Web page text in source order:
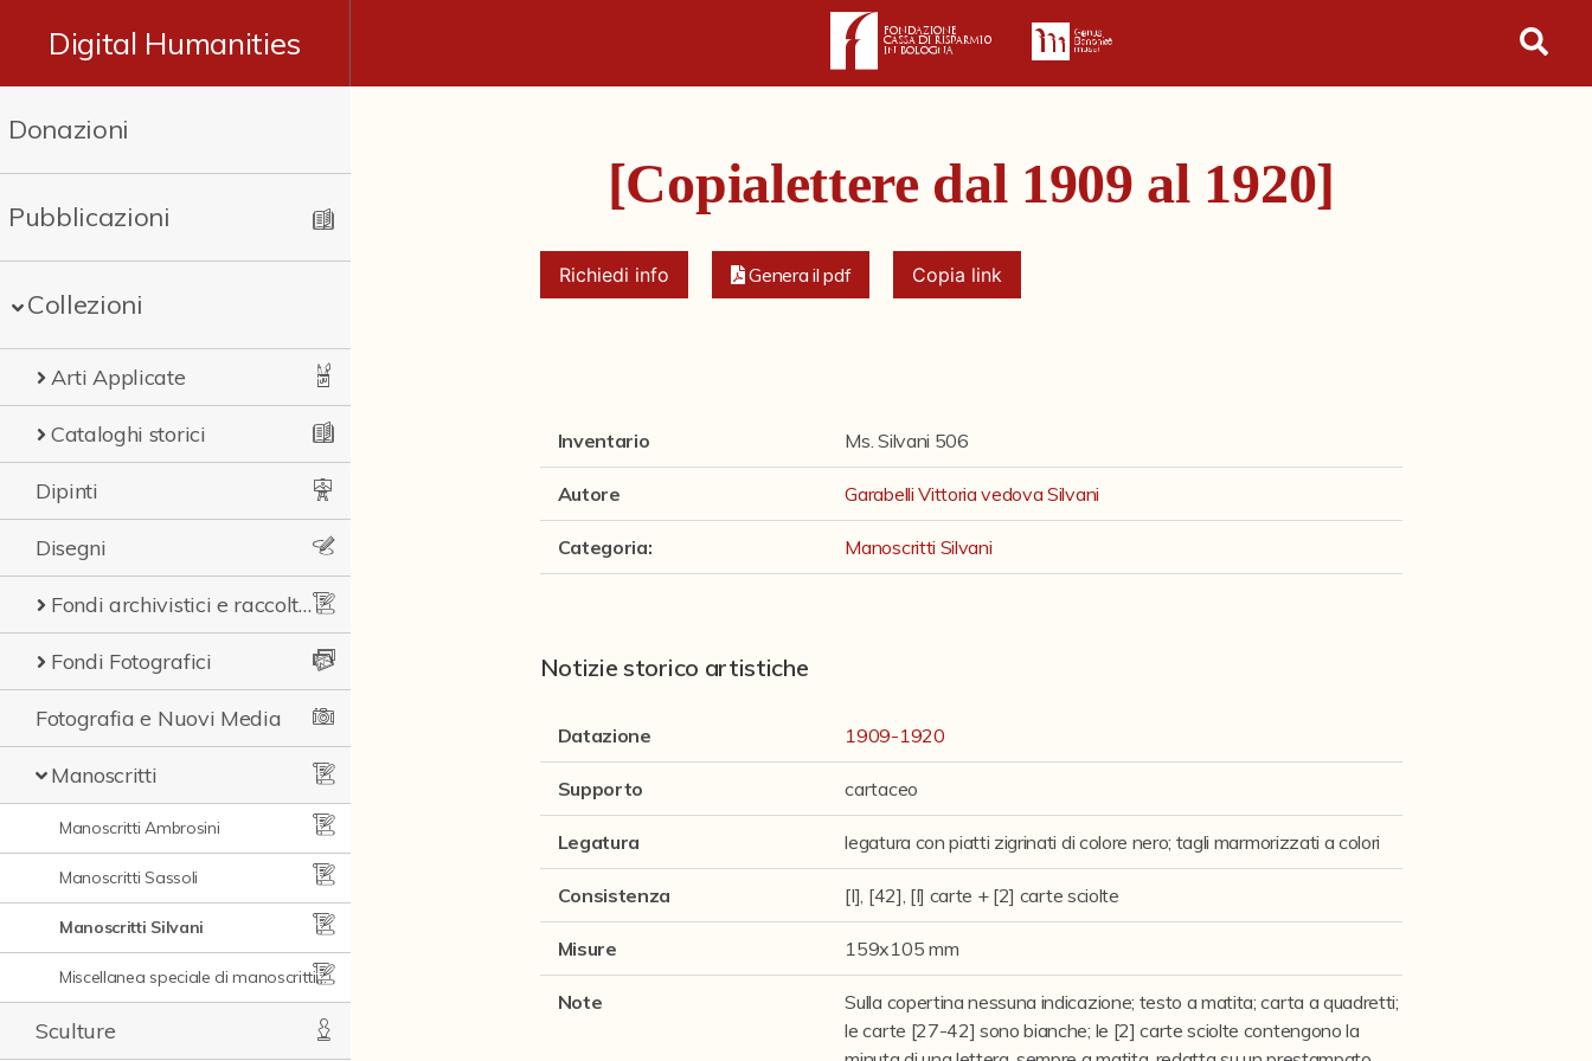
Digital Humanities
Donazioni
Pubblicazioni
Collezioni
Arti Applicate
Cataloghi storici
Dipinti
Disegni
Fondi archivistici e raccolte documentarie
Fondi Fotografici
Fotografia e Nuovi Media
Manoscritti
Manoscritti Ambrosini
Manoscritti Sassoli
Manoscritti Silvani
Miscellanea speciale di manoscritti e materiali documentari
Sculture
[Copialettere dal 1909 al 1920]
Richiedi info Genera il pdf Copia link
Inventario Ms. Silvani 506
Autore Garabelli Vittoria vedova Silvani
Categoria: Manoscritti Silvani
Notizie storico artistiche
Datazione 1909-1920
Supporto cartaceo
Legatura legatura con piatti zigrinati di colore nero; tagli marmorizzati a colori
Consistenza [I], [42], [I] carte + [2] carte sciolte
Misure 159x105 mm
Note
Sulla copertina nessuna indicazione; testo a matita; carta a quadretti;
le carte [27-42] sono bianche; le [2] carte sciolte contengono la